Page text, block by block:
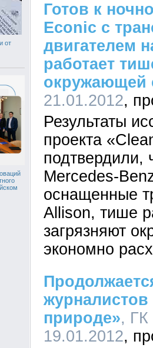
от
Готов к
Econic с
двигателем
работает
окружающей
21.01.2012
Результаты
проекта
подтвердили,
Mercedes-
оснащенные
Allison, тише
загрязняют
экономно
природе», ГК
19.01.2012